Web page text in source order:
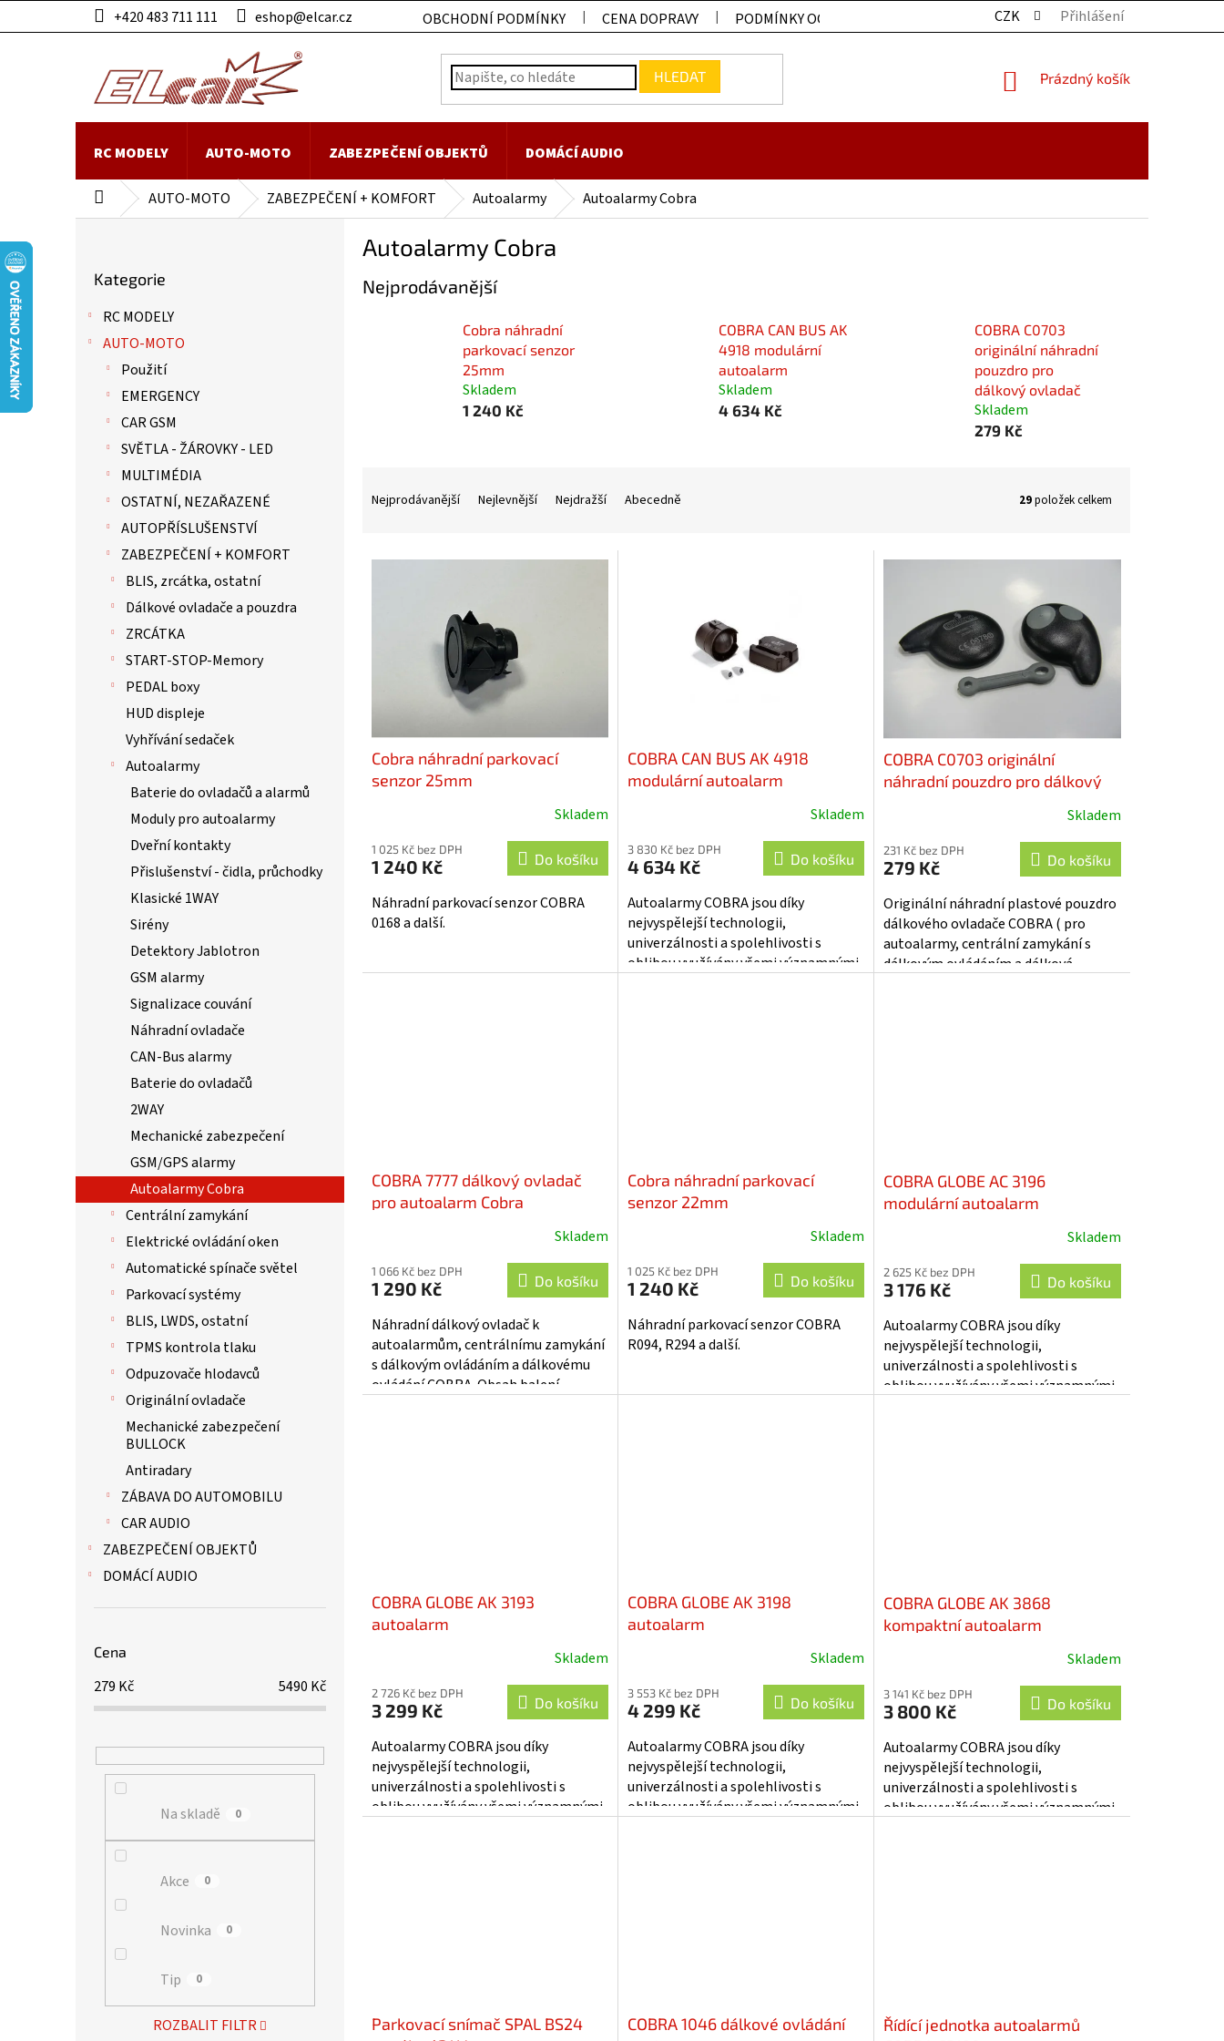
na
+420 483 711 111 eshop@elcar.cz OBCHODNÍ PODMÍNKY CENA DOPRAVY PODMÍNKY OCHRANY OSOBNÍCH ÚDAJŮ KONTAKTY
CZK Přihlášení
HLEDAT
NÁKUPNÍ
Prázdný košík
RC MODELY AUTO-MOTO ZABEZPEČENÍ OBJEKTŮ DOMÁCÍ AUDIO
Domů AUTO-MOTO ZABEZPEČENÍ + KOMFORT Autoalarmy Autoalarmy Cobra
kategorie
Kategorie
RC MODELY
AUTO-MOTO
Použití
EMERGENCY
CAR GSM
SVĚTLA - ŽÁROVKY - LED
MULTIMÉDIA
OSTATNÍ, NEZAŘAZENÉ
AUTOPŘÍSLUŠENSTVÍ
ZABEZPEČENÍ + KOMFORT
BLIS, zrcátka, ostatní
Dálkové ovladače a pouzdra
ZRCÁTKA
START-STOP-Memory
PEDAL boxy
HUD displeje
Vyhřívání sedaček
Autoalarmy
Baterie do ovladačů a alarmů
Moduly pro autoalarmy
Dveřní kontakty
Přislušenství - čidla, průchodky
Klasické 1WAY
Sirény
Detektory Jablotron
GSM alarmy
Signalizace couvání
Náhradní ovladače
CAN-Bus alarmy
Baterie do ovladačů
2WAY
Mechanické zabezpečení
GSM/GPS alarmy
Autoalarmy Cobra
Centrální zamykání
Elektrické ovládání oken
Automatické spínače světel
Parkovací systémy
BLIS, LWDS, ostatní
TPMS kontrola tlaku
Odpuzovače hlodavců
Originální ovladače
Mechanické zabezpečení
BULLOCK
Antiradary
ZÁBAVA DO AUTOMOBILU
CAR AUDIO
ZABEZPEČENÍ OBJEKTŮ
DOMÁCÍ AUDIO
Cena
279 Kč 5490 Kč
Na skladě 0
Akce 0
Novinka 0
Tip 0
ROZBALIT FILTR
Autoalarmy Cobra
Nejprodávanější
Cobra náhradní
parkovací senzor
25mm
Skladem
1 240 Kč
COBRA CAN BUS AK
4918 modulární
autoalarm
Skladem
4 634 Kč
COBRA C0703
originální náhradní
pouzdro pro
dálkový ovladač
Skladem
279 Kč
n
Nejprodávanější Nejlevnější Nejdražší Abecedně 29položek celkem
V
Cobra náhradní parkovací
senzor 25mm
produktu
je
5,0
z
Skladem
1 025 Kč bez DPH
1 240 Kč Do košíku
Náhradní parkovací senzor COBRA
0168 a další.
COBRA CAN BUS AK 4918
modulární autoalarm
Skladem
3 830 Kč bez DPH
4 634 Kč Do košíku
Autoalarmy COBRA jsou díky
nejvyspělejší technologii,
univerzálnosti a spolehlivosti s
oblibou využívány všemi významnými
COBRA C0703 originální
náhradní pouzdro pro dálkový
produktu
je
5,0
z
5
hvězdiček.
Skladem
231 Kč bez DPH
279 Kč Do košíku
Originální náhradní plastové pouzdro
dálkového ovladače COBRA ( pro
autoalarmy, centrální zamykání s
dálkovým ovládáním a dálková
COBRA 7777 dálkový ovladač
pro autoalarm Cobra
produktu
je
3,6
z
5
hvězdiček.
Skladem
1 066 Kč bez DPH
1 290 Kč Do košíku
Náhradní dálkový ovladač k
autoalarmům, centrálnímu zamykání
s dálkovým ovládáním a dálkovému
ovládání COBRA. Obsah balení
Cobra náhradní parkovací
senzor 22mm
produktu
je
5,0
z
Skladem
1 025 Kč bez DPH
1 240 Kč Do košíku
Náhradní parkovací senzor COBRA
R094, R294 a další.
COBRA GLOBE AC 3196
modulární autoalarm
Skladem
2 625 Kč bez DPH
3 176 Kč Do košíku
Autoalarmy COBRA jsou díky
nejvyspělejší technologii,
univerzálnosti a spolehlivosti s
oblibou využívány všemi významnými
COBRA GLOBE AK 3193
autoalarm
produktu
je
3,0
z
5
hvězdiček.
Skladem
2 726 Kč bez DPH
3 299 Kč Do košíku
Autoalarmy COBRA jsou díky
nejvyspělejší technologii,
univerzálnosti a spolehlivosti s
oblibou využívány všemi významnými
COBRA GLOBE AK 3198
autoalarm
produktu
je
5,0
z
5
hvězdiček.
Skladem
3 553 Kč bez DPH
4 299 Kč Do košíku
Autoalarmy COBRA jsou díky
nejvyspělejší technologii,
univerzálnosti a spolehlivosti s
oblibou využívány všemi významnými
COBRA GLOBE AK 3868
kompaktní autoalarm
Skladem
3 141 Kč bez DPH
3 800 Kč Do košíku
Autoalarmy COBRA jsou díky
nejvyspělejší technologii,
univerzálnosti a spolehlivosti s
oblibou využívány všemi významnými
Parkovací snímač SPAL BS24
COBRA 1046 dálkové ovládání
Řídící jednotka autoalarmů